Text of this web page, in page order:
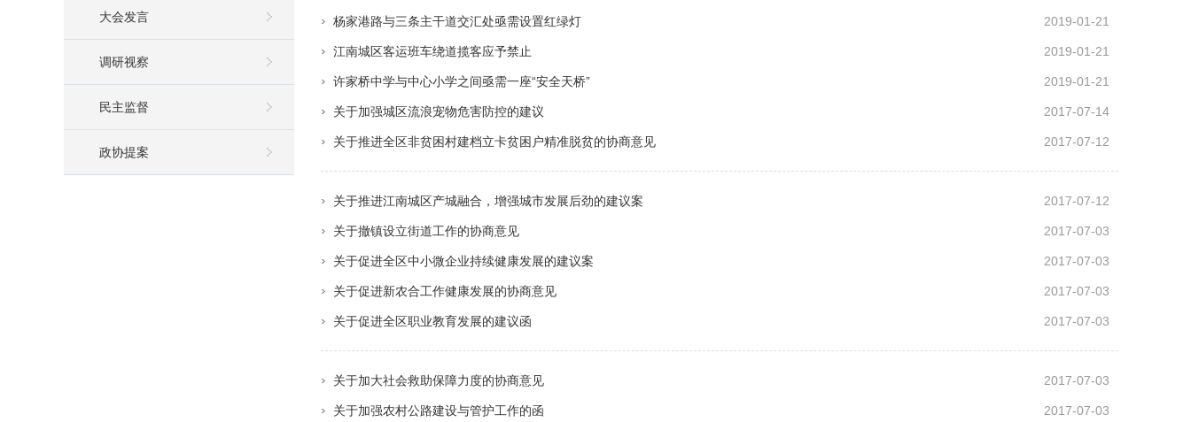
大会发言
调研视察
民主监督
政协提案
2019-01-21
杨家港路与三条主干道交汇处亟需设置红绿灯
2019-01-21
江南城区客运班车绕道揽客应予禁止
2019-01-21
许家桥中学与中心小学之间亟需一座“安全天桥”
2017-07-14
关于加强城区流浪宠物危害防控的建议
2017-07-12
关于推进全区非贫困村建档立卡贫困户精准脱贫的协商意见
2017-07-12
关于推进江南城区产城融合，增强城市发展后劲的建议案
2017-07-03
关于撤镇设立街道工作的协商意见
2017-07-03
关于促进全区中小微企业持续健康发展的建议案
2017-07-03
关于促进新农合工作健康发展的协商意见
2017-07-03
关于促进全区职业教育发展的建议函
2017-07-03
关于加大社会救助保障力度的协商意见
2017-07-03
关于加强农村公路建设与管护工作的函